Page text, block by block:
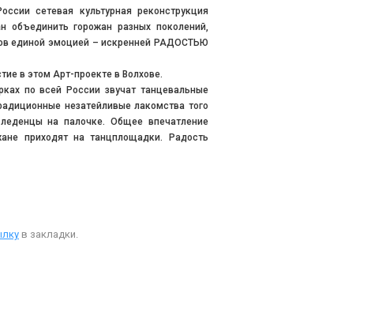
сетевая культурная реконструкция
горожан разных поколений,
единой эмоцией – искренней РАДОСТЬЮ
в этом Арт-проекте в Волхове.
по всей России звучат танцевальные
незатейливые лакомства того
на палочке. Общее впечатление
приходят на танцплощадки. Радость
в закладки.